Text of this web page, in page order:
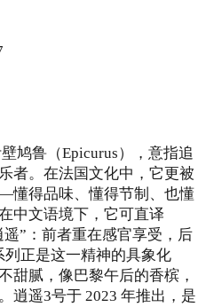
鸠鲁（Epicurus），意指追
者。在法国文化中，它更被
得品味、懂得节制、也懂
中文语境下，它可直译
”：前者重在感官享受，后
列正是这一精神的具象化
腻，像巴黎午后的香槟，
逍遥3号于 2023 年推出，是